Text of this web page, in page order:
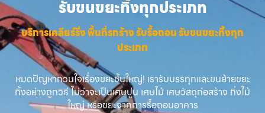
รับขนขยะทิ้งทุกประเภท
บริการเคลียร์ริ่ง พื้นที่รกร้าง รับรื้อถอน รับขนขยะทิ้งทุก
ประเภท
หมดปัญหากวนใจเรื่องขยะชิ้นใหญ่! เรารับบรรทุกและขนย้ายขยะ
ทิ้งอย่างถูกวิธี ไม่ว่าจะเป็นเศษปูน เศษไม้ เศษวัสดุก่อสร้าง กิ่งไม้
ใหญ่ หรือขยะจากการรื้อถอนอาคาร